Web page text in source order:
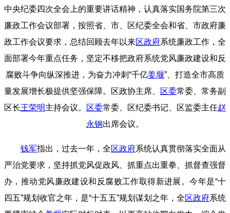
中央纪委四次全会上的重要讲话精神，认真落实国务院第三次
廉政工作会议部署，按照省、市、区纪委全会和省、市政府廉
政工作会议要求，总结回顾去年以来区政府系统廉政工作，全
面部署今年重点任务，坚定不移把政府系统党风廉政建设和反
腐败斗争向纵深推进，为奋力冲刺“千亿姜堰”、打造全市高质
量发展增长极提供坚强保障。区政协主席、
区委常委、常务副
区长王荣明主持会议。 区委常委、区纪委书记、区监委主任赵
永钢出席会议。
钱军指出 ， 过去一年，全区政府系统认真贯彻落实全面从
严治党要求，坚持抓党风促政风、抓重点出重拳、抓督查强督
办，推动党风廉政建设和反腐败工作取得新进展。今年是“十
四五”规划收官之年，是“十五五”规划谋划之年，全区政府系统